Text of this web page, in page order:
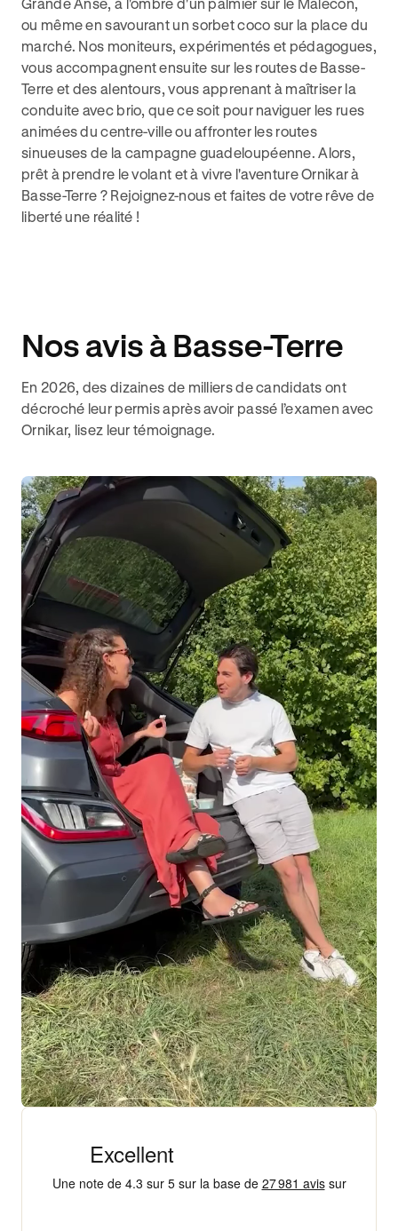
ou même en savourant un sorbet coco sur la place du
marché. Nos moniteurs, expérimentés et pédagogues,
vous accompagnent ensuite sur les routes de Basse-
Terre et des alentours, vous apprenant à maîtriser la
conduite avec brio, que ce soit pour naviguer les rues
animées du centre-ville ou affronter les routes
sinueuses de la campagne guadeloupéenne. Alors,
prêt à prendre le volant et à vivre l'aventure Ornikar à
Basse-Terre ? Rejoignez-nous et faites de votre rêve de
liberté une réalité !
Nos avis à Basse-Terre
En 2026, des dizaines de milliers de candidats ont
décroché leur permis après avoir passé l’examen avec
Ornikar, lisez leur témoignage.